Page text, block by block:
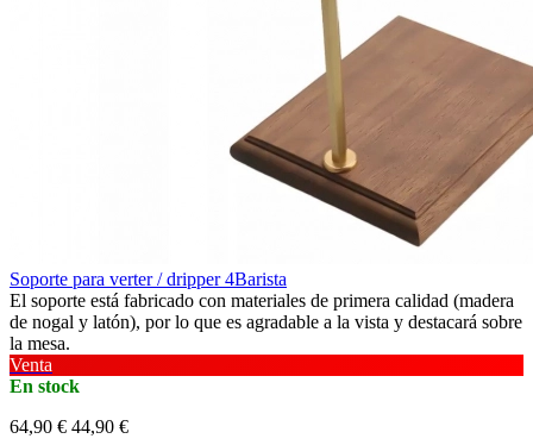
Soporte para verter / dripper 4Barista
El soporte está fabricado con materiales de primera calidad (madera
de nogal y latón), por lo que es agradable a la vista y destacará sobre
la mesa.
Venta
En stock
64,90 € 44,90 €